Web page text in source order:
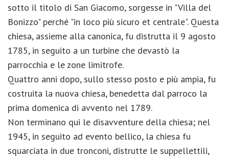
sotto il titolo di San Giacomo, sorgesse in "Villa del
Bonizzo" perché "in loco più sicuro et centrale". Questa
chiesa, assieme alla canonica, fu distrutta il 9 agosto
1785, in seguito a un turbine che devastò la
parrocchia e le zone limitrofe.
Quattro anni dopo, sullo stesso posto e più ampia, fu
costruita la nuova chiesa, benedetta dal parroco la
prima domenica di avvento nel 1789.
Non terminano qui le disavventure della chiesa; nel
1945, in seguito ad evento bellico, la chiesa fu
squarciata in due tronconi, distrutte le suppellettili,